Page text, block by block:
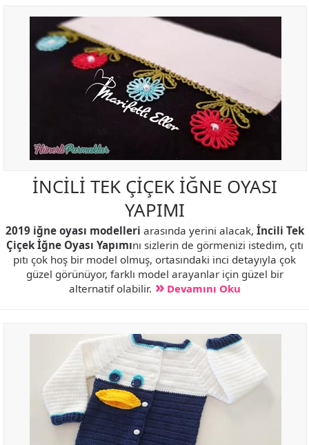
İNCİLİ TEK ÇİÇEK İĞNE OYASI
YAPIMI
2019 iğne oyası modelleri arasında yerini alacak, İncili Tek
Çiçek İğne Oyası Yapımını sizlerin de görmenizi istedim, çıtı
pıtı çok hoş bir model olmuş, ortasındaki inci detayıyla çok
güzel görünüyor, farklı model arayanlar için güzel bir
alternatif olabilir.
Devamını Oku